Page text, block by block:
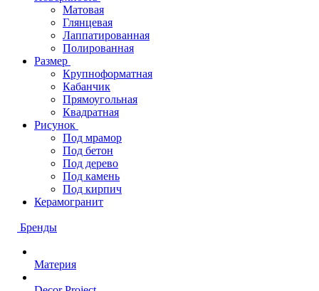
Матовая
Глянцевая
Лаппатированная
Полированная
Размер
Крупноформатная
Кабанчик
Прямоугольная
Квадратная
Рисунок
Под мрамор
Под бетон
Под дерево
Под камень
Под кирпич
Керамогранит
Бренды
Материя